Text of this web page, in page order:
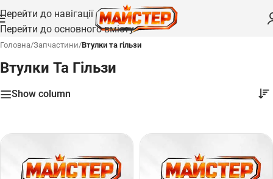
Перейти до навігації
Перейти до основного вмісту
Головна/Запчастини/Втулки та гільзи
Втулки Та Гільзи
Show column